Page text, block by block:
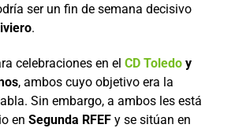
ser un fin de semana decisivo
.
celebraciones en el CD Toledo y
, ambos cuyo objetivo era la
Sin embargo, a ambos les está
en Segunda RFEF y se sitúan en